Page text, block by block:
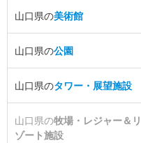
山口県の美術館
山口県の公園
山口県のタワー・展望施設
山口県の牧場・レジャー＆リ
ゾート施設